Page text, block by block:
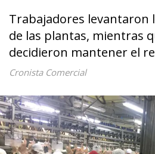
Trabajadores levantaron
de las plantas, mientras
decidieron mantener el
Cronista Comercial